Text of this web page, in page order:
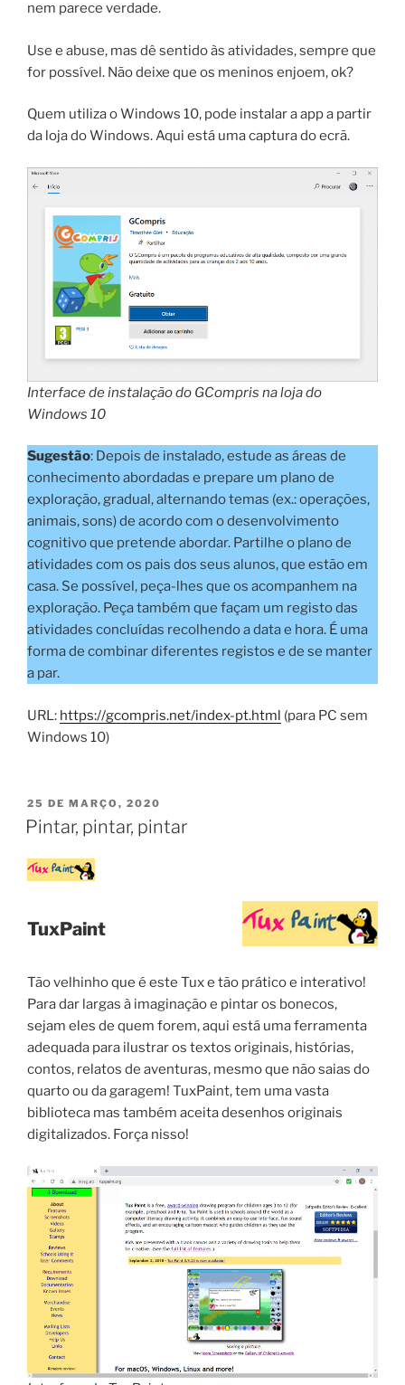
nem parece verdade.
Use e abuse, mas dê sentido às atividades, sempre que
for possível. Não deixe que os meninos enjoem, ok?
Quem utiliza o Windows 10, pode instalar a app a partir
da loja do Windows. Aqui está uma captura do ecrã.
Interface de instalação do GCompris na loja do
Windows 10
Sugestão: Depois de instalado, estude as áreas de
conhecimento abordadas e prepare um plano de
exploração, gradual, alternando temas (ex.: operações,
animais, sons) de acordo com o desenvolvimento
cognitivo que pretende abordar. Partilhe o plano de
atividades com os pais dos seus alunos, que estão em
casa. Se possível, peça-lhes que os acompanhem na
exploração. Peça também que façam um registo das
atividades concluídas recolhendo a data e hora. É uma
forma de combinar diferentes registos e de se manter
a par.
URL: https://gcompris.net/index-pt.html (para PC sem
Windows 10)
PUBLICADO
EM
25 DE MARÇO, 2020
Pintar, pintar, pintar
TuxPaint
Tão velhinho que é este Tux e tão prático e interativo!
Para dar largas à imaginação e pintar os bonecos,
sejam eles de quem forem, aqui está uma ferramenta
adequada para ilustrar os textos originais, histórias,
contos, relatos de aventuras, mesmo que não saias do
quarto ou da garagem! TuxPaint, tem uma vasta
biblioteca mas também aceita desenhos originais
digitalizados. Força nisso!